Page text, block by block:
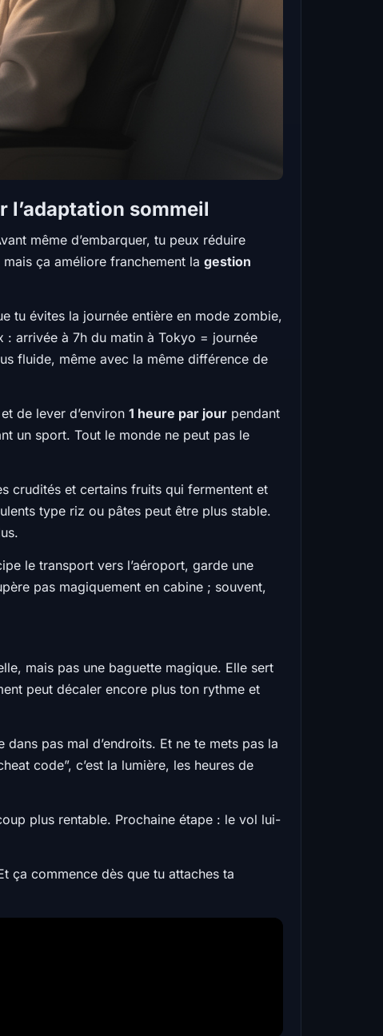
l’adaptation sommeil
même d’embarquer, tu peux réduire
ça améliore franchement la gestion
tu évites la journée entière en mode zombie,
arrivée à 7h du matin à Tokyo = journée
fluide, même avec la même différence de
de lever d’environ 1 heure par jour pendant
un sport. Tout le monde ne peut pas le
crudités et certains fruits qui fermentent et
type riz ou pâtes peut être plus stable.
le transport vers l’aéroport, garde une
pas magiquement en cabine ; souvent,
mais pas une baguette magique. Elle sert
peut décaler encore plus ton rythme et
pas mal d’endroits. Et ne te mets pas la
code”, c’est la lumière, les heures de
plus rentable. Prochaine étape : le vol lui-
ça commence dès que tu attaches ta